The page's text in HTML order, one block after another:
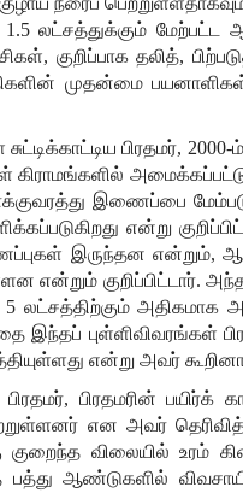
1.5லட்சத்துக்கும் மேற்பட்ட
, குறிப்பாக தலித்,
முதன்மை
சுட்டிக்காட்டிய பிரதமர், 2000-ம்
கிராமங்களில்
இணைப்பை
என்று
இருந்தன என்றும்,
என்றும் குறிப்பிட்டார்.
5 லட்சத்திற்கும் அதிகமாக
இந்தப் புள்ளிவிவரங்கள்
என்று அவர்
பிரதமர், பிரதமரின் பயிர்க்
என அவர்
குறைந்த விலையில் உரம்
பத்து ஆண்டுகளில்